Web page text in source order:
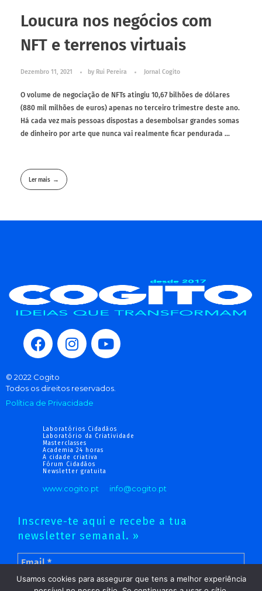
Loucura nos negócios com
NFT e terrenos virtuais
Dezembro 11, 2021 by Rui Pereira Jornal Cogito
O volume de negociação de NFTs atingiu 10,67 bilhões de dólares
(880 mil milhões de euros) apenas no terceiro trimestre deste ano.
Há cada vez mais pessoas dispostas a desembolsar grandes somas
de dinheiro por arte que nunca vai realmente ficar pendurada ...
Ler mais
© 2022 Cogito
Todos os direitos reservados.
Política de Privacidade
Laboratórios Cidadãos
Laboratório da Criatividade
Masterclasses
Academia 24 horas
A cidade criativa
Fórum Cidadãos
Newsletter gratuita
www.cogito.pt info@cogito.pt
Inscreve-te aqui e recebe a tua
newsletter semanal. »
Usamos cookies para assegurar que tens a melhor experiência